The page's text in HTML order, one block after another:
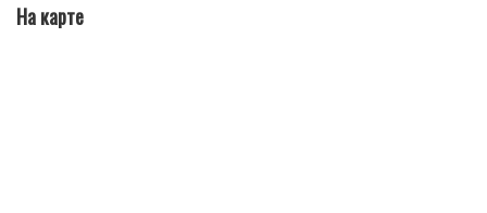
На карте